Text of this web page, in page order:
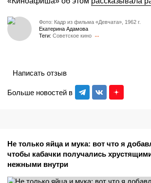
Фото: Кадр из фильма «Девчата», 1962 г.
Екатерина Адамова
Теги: Советское кино
Больше новостей в
Написать отзыв
Не только яйца и мука: вот что я
чтобы кабачки получались
нежными внутри